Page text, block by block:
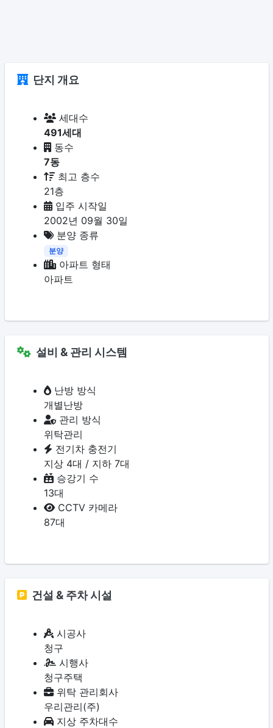
단지 개요
세대수
491세대
동수
7동
최고 층수
21층
입주 시작일
2002년 09월 30일
분양 종류
분양
아파트 형태
아파트
설비 & 관리 시스템
난방 방식
개별난방
관리 방식
위탁관리
전기차 충전기
지상 4대 / 지하 7대
승강기 수
13대
CCTV 카메라
87대
건설 & 주차 시설
시공사
청구
시행사
청구주택
위탁 관리회사
우리관리(주)
지상 주차대수